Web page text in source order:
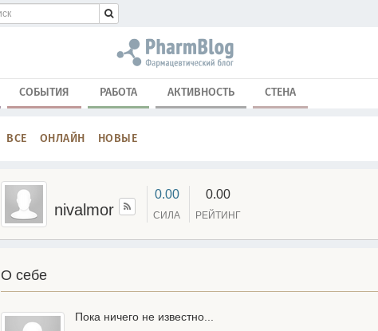
СОБЫТИЯ РАБОТА АКТИВНОСТЬ СТЕНА
ВСЕ ОНЛАЙН НОВЫЕ
nivalmor
0.00
СИЛА
0.00
РЕЙТИНГ
О себе
Пока ничего не известно...